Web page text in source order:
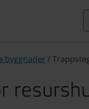
byggnader /